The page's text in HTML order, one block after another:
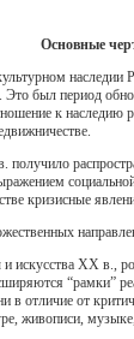
Основные
был период
к наследию
получило
кризисные
искусства ХХ в.,
“рамки”
в отличие от
живописи,